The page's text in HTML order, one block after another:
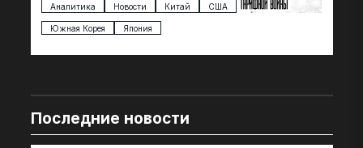
импорта из более 100 стран…
Аналитика Новости Китай США
Южная Корея Япония
Последние новости